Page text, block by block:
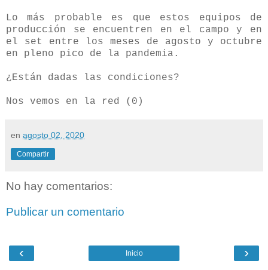
Lo más probable es que estos equipos de
producción se encuentren en el campo y en
el set entre los meses de agosto y octubre
en pleno pico de la pandemia.
¿Están dadas las condiciones?
Nos vemos en la red (0)
en agosto 02, 2020
Compartir
No hay comentarios:
Publicar un comentario
‹ ›
Inicio